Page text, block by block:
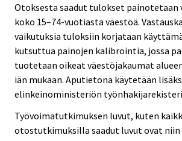
Otoksesta saadut tulokset painotetaan
koko 15–74-vuotiasta väestöä.
vaikutuksia tuloksiin korjataan
kutsuttua painojen kalibrointia, jossa
tuotetaan oikeat väestöjakaumat
iän mukaan. Aputietona käytetään
elinkeinoministeriön
Työvoimatutkimuksen luvut, kuten
otostutkimuksilla saadut luvut ovat